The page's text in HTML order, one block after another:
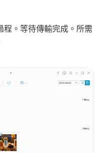
程。等待傳輸完成。所需